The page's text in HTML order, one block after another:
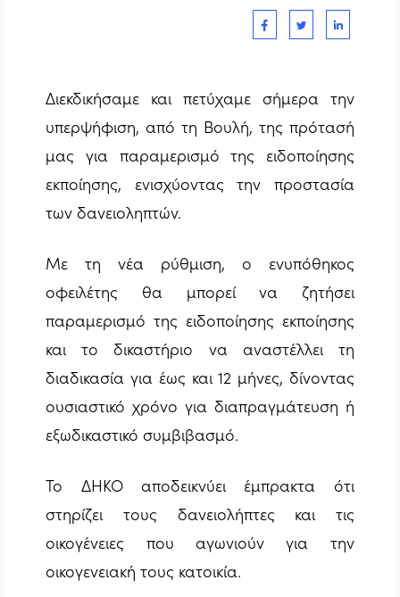
Διεκδικήσαμε και πετύχαμε σήμερα την
υπερψήφιση, από τη Βουλή, της πρότασή
μας για παραμερισμό της ειδοποίησης
εκποίησης, ενισχύοντας την προστασία
των δανειοληπτών.
Με τη νέα ρύθμιση, ο ενυπόθηκος
οφειλέτης θα μπορεί να ζητήσει
παραμερισμό της ειδοποίησης εκποίησης
και το δικαστήριο να αναστέλλει τη
διαδικασία για έως και 12 μήνες, δίνοντας
ουσιαστικό χρόνο για διαπραγμάτευση ή
εξωδικαστικό συμβιβασμό.
Το ΔΗΚΟ αποδεικνύει έμπρακτα ότι
στηρίζει τους δανειολήπτες και τις
οικογένειες που αγωνιούν για την
οικογενειακή τους κατοικία.